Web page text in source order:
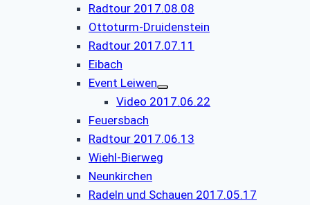
Radtour 2017.08.08
Ottoturm-Druidenstein
Radtour 2017.07.11
Eibach
Event Leiwen
Video 2017.06.22
Feuersbach
Radtour 2017.06.13
Wiehl-Bierweg
Neunkirchen
Radeln und Schauen 2017.05.17